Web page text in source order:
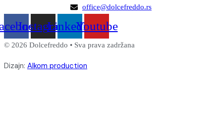
office@dolcefreddo.rs
InstagramLinkedinYoutube
© 2026 Dolcefreddo • Sva prava zadržana
Dizajn: Alkom production